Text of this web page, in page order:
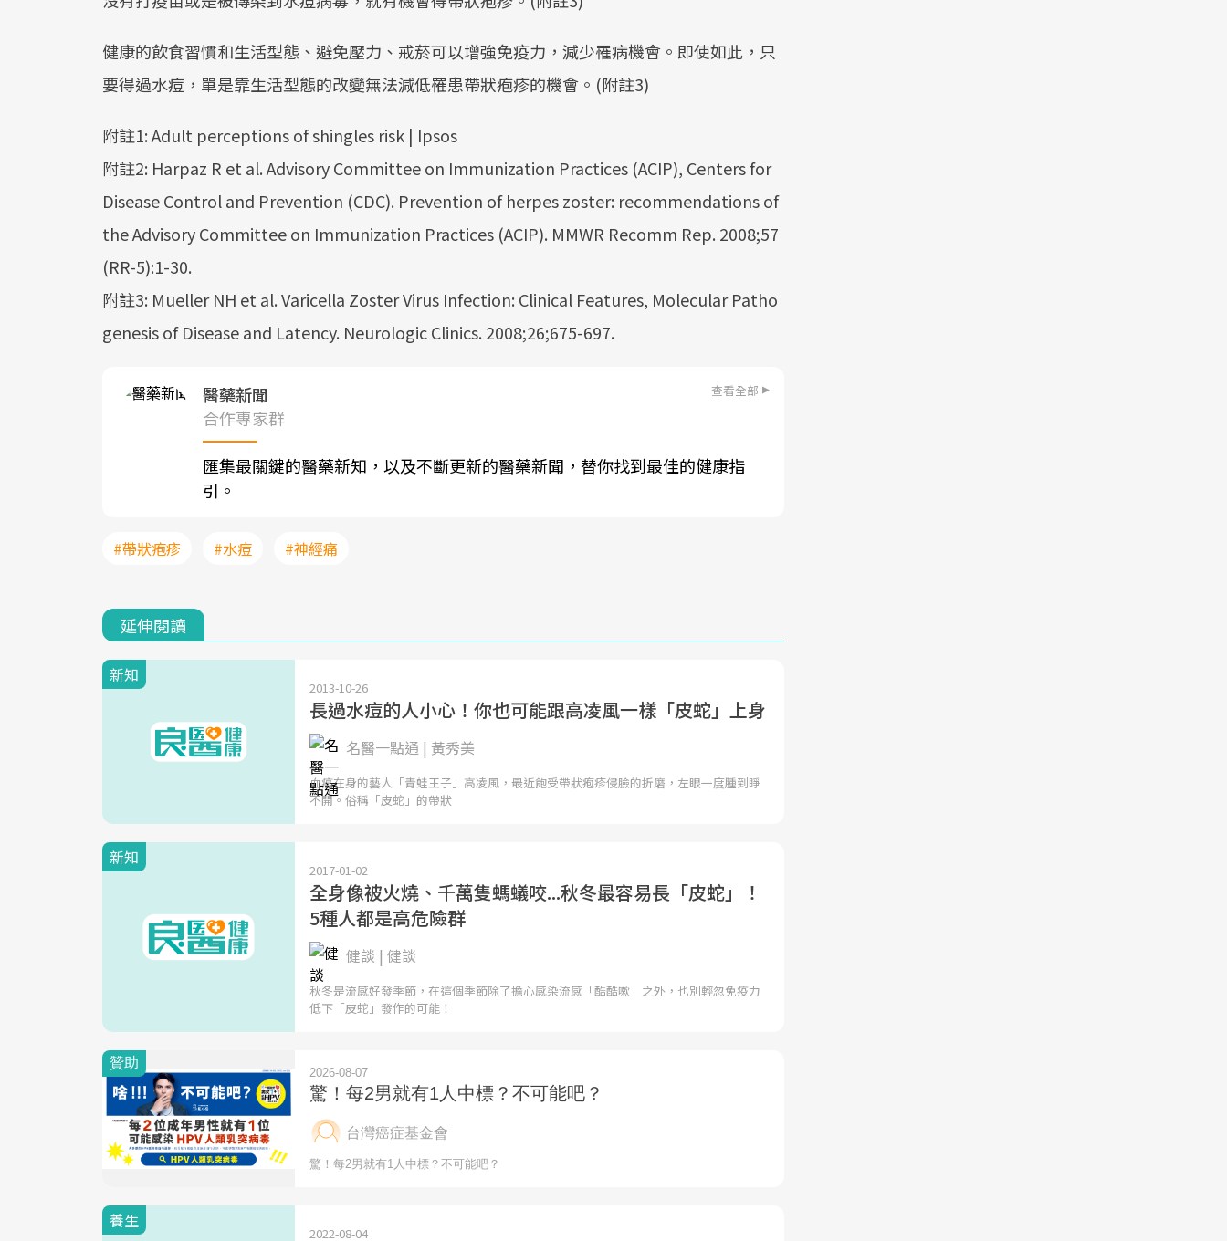
健康的飲食習慣和生活型態、避免壓力、戒菸可以增強免疫力，減少罹病機會。即使如此，只
要得過水痘，單是靠生活型態的改變無法減低罹患帶狀疱疹的機會。(附註3)
附註1: Adult perceptions of shingles risk | Ipsos
附註2: Harpaz R et al. Advisory Committee on Immunization Practices (ACIP), Centers for
Disease Control and Prevention (CDC). Prevention of herpes zoster: recommendations of
the Advisory Committee on Immunization Practices (ACIP). MMWR Recomm Rep. 2008;57
(RR-5):1-30.
附註3: Mueller NH et al. Varicella Zoster Virus Infection: Clinical Features, Molecular Patho
genesis of Disease and Latency. Neurologic Clinics. 2008;26;675-697.
醫藥新聞 查看全部
合作專家群
匯集最關鍵的醫藥新知，以及不斷更新的醫藥新聞，替你找到最佳的健康指
引。
#帶狀疱疹 #水痘 #神經痛
延伸閱讀
新知
2013-10-26
長過水痘的人小心！你也可能跟高凌風一樣「皮蛇」上身
名醫一點通 | 黃秀美
血癌在身的藝人「青蛙王子」高凌風，最近飽受帶狀疱疹侵臉的折磨，左眼一度腫到睜
不開。俗稱「皮蛇」的帶狀
新知
2017-01-02
全身像被火燒、千萬隻螞蟻咬...秋冬最容易長「皮蛇」！
5種人都是高危險群
健談 | 健談
秋冬是流感好發季節，在這個季節除了擔心感染流感「酷酷嗽」之外，也別輕忽免疫力
低下「皮蛇」發作的可能！
養生
2022-08-04